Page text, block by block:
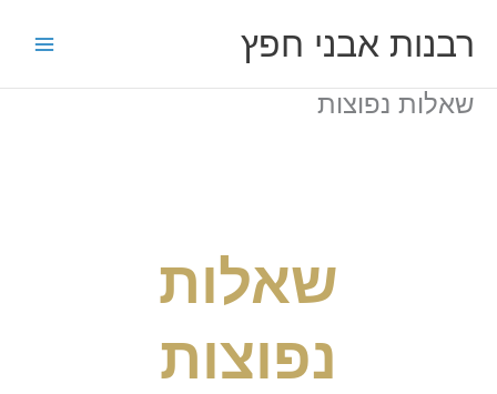
לתוכןרבנות אבני חפץ
שאלות נפוצות
שאלות
נפוצות